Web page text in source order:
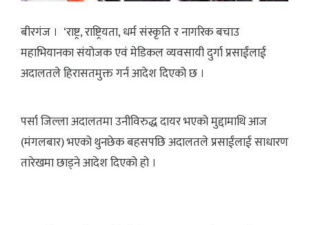
बीरगंज । ‘राष्ट्र, राष्ट्रियता, धर्म संस्कृति र नागरिक बचाउ
महाभियानका संयोजक एवं मेडिकल व्यवसायी दुर्गा प्रसाईंलाई
अदालतले हिरासतमुक्त गर्न आदेश दिएको छ ।
पर्सा जिल्ला अदालतमा उनीविरुद्ध दायर भएको मुद्दामाथि आज
(मंगलबार) भएको थुनछेक बहसपछि अदालतले प्रसाईंलाई साधारण
तारेखमा छाड्ने आदेश दिएको हो ।